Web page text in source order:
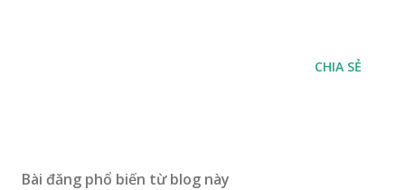
CHIA SẺ
Bài đăng phổ biến từ blog này